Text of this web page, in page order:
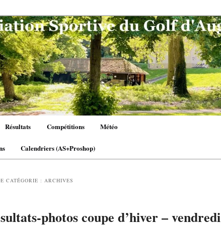
Résultats Compétitions Météo
Calendriers (AS+Proshop)
CATÉGORIE :ARCHIVES
photos coupe d’hiver – vendredi